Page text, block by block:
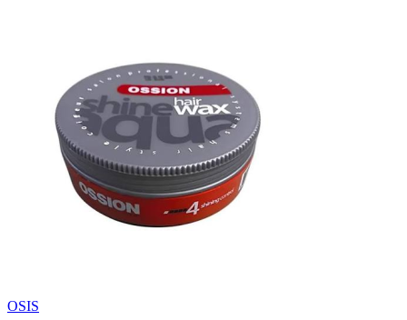
OSIS